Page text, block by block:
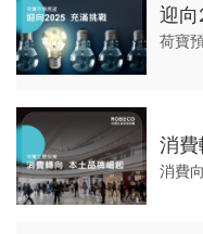
迎
荷寶
消費
消費